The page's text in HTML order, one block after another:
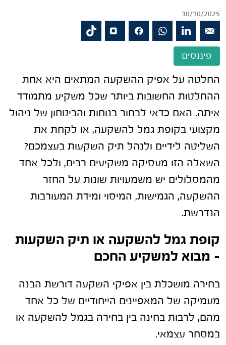
30/10/2025
פיננסים
החלטה על אפיק ההשקעה המתאים היא אחת
ההחלטות החשובות ביותר שכל משקיע מתמודד
איתה. האם כדאי לבחור בנוחות והביטחון של ניהול
מקצועי בקופת גמל להשקעה, או לקחת את
השליטה לידיים ולנהל תיק השקעות בעצמכם?
השאלה הזו מעסיקה משקיעים רבים, ולכל אחד
מהמסלולים יש משמעויות שונות על החזר
ההשקעה, הגמישות, המיסוי ומידת המעורבות
הנדרשת.
קופת גמל להשקעה או תיק השקעות
– מבוא למשקיע החכם
בחירה מושכלת בין אפיקי השקעה דורשת הבנה
מעמיקה של המאפיינים הייחודיים של כל אחד
מהם, לרבות בחינה בין בחירה בגמל להשקעה או
במסחר עצמאי.